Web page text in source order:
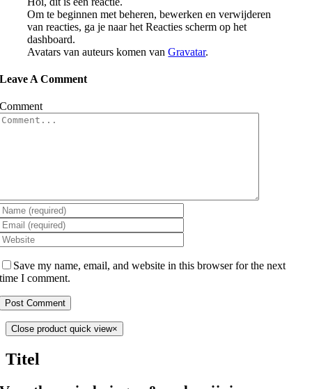
Om te beginnen met beheren, bewerken en verwijderen
van reacties, ga je naar het Reacties scherm op het
dashboard.
Avatars van auteurs komen vanGravatar.
Leave A Comment
Comment
Save my name, email, and website in this browser for the next
time I comment.
Close product quick view×
Titel